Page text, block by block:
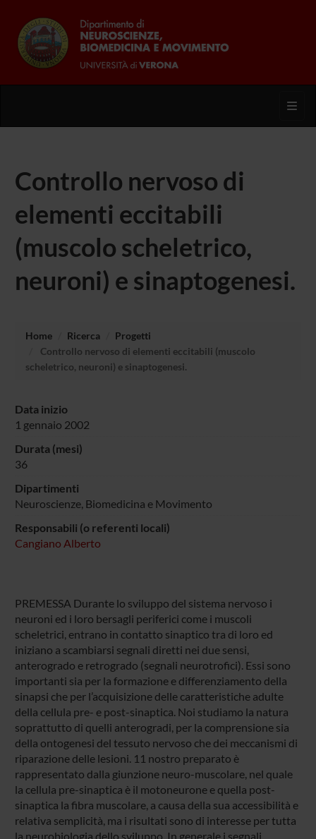
Controllo nervoso di
elementi eccitabili
(muscolo scheletrico,
neuroni) e sinaptogenesi.
Home Ricerca
Progetti
Controllo nervoso di elementi eccitabili (muscolo
scheletrico, neuroni) e sinaptogenesi.
Data inizio
1 gennaio 2002
Durata (mesi)
36
Dipartimenti
Neuroscienze, Biomedicina e Movimento
Responsabili (o referenti locali)
Cangiano Alberto
PREMESSA Durante lo sviluppo del sistema nervoso i
neuroni ed i loro bersagli periferici come i muscoli
scheletrici, entrano in contatto sinaptico tra di loro ed
iniziano a scambiarsi segnali diretti nei due sensi,
anterogrado e retrogrado (segnali neurotrofici). Essi sono
importanti sia per la formazione e differenziamento della
sinapsi che per l’acquisizione delle caratteristiche adulte
della cellula pre- e post-sinaptica. Noi studiamo la natura
soprattutto di quelli anterogradi, per la comprensione sia
della ontogenesi del tessuto nervoso che dei meccanismi di
riparazione delle lesioni. 11 nostro preparato è
rappresentato dalla giunzione neuro-muscolare, nel quale
la cellula pre-sinaptica è il motoneurone e quella post-
sinaptica la fibra muscolare, a causa della sua accessibilità e
relativa semplicità, ma i risultati sono di interesse per tutta
la neurobiologia dello sviluppo. In generale i segnali